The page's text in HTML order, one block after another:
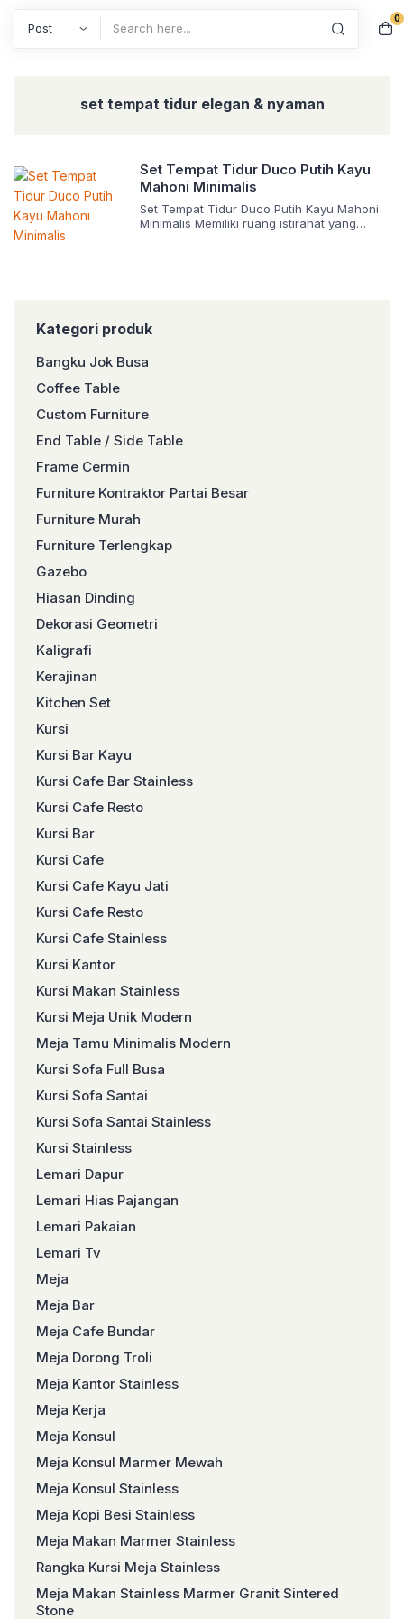
0
set tempat tidur elegan & nyaman
Set Tempat Tidur Duco Putih Kayu
Mahoni Minimalis
Set Tempat Tidur Duco Putih Kayu Mahoni
Minimalis Memiliki ruang istirahat yang
pilihannya tersedia. Rekomendasi Desain
Set Tempat Tidur Duco Putih Kayu […]
Kategori produk
Bangku Jok Busa
Coffee Table
Custom Furniture
End Table / Side Table
Frame Cermin
Furniture Kontraktor Partai Besar
Furniture Murah
Furniture Terlengkap
Gazebo
Hiasan Dinding
Dekorasi Geometri
Kaligrafi
Kerajinan
Kitchen Set
Kursi
Kursi Bar Kayu
Kursi Cafe Bar Stainless
Kursi Cafe Resto
Kursi Bar
Kursi Cafe
Kursi Cafe Kayu Jati
Kursi Cafe Resto
Kursi Cafe Stainless
Kursi Kantor
Kursi Makan Stainless
Kursi Meja Unik Modern
Meja Tamu Minimalis Modern
Kursi Sofa Full Busa
Kursi Sofa Santai
Kursi Sofa Santai Stainless
Kursi Stainless
Lemari Dapur
Lemari Hias Pajangan
Lemari Pakaian
Lemari Tv
Meja
Meja Bar
Meja Cafe Bundar
Meja Dorong Troli
Meja Kantor Stainless
Meja Kerja
Meja Konsul
Meja Konsul Marmer Mewah
Meja Konsul Stainless
Meja Kopi Besi Stainless
Meja Makan Marmer Stainless
Rangka Kursi Meja Stainless
Meja Makan Stainless Marmer Granit Sintered
Stone